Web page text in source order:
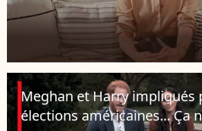
Meghan et Harry impliqués
élections américaines... Ça